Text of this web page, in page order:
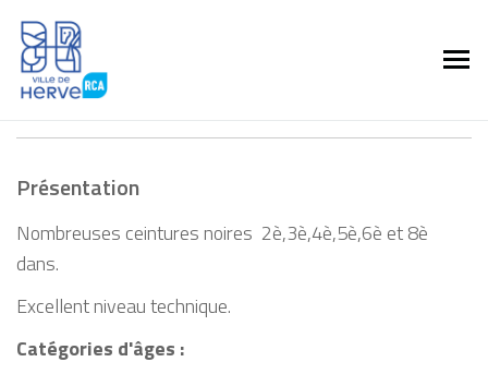
Présentation
Nombreuses ceintures noires 2è,3è,4è,5è,6è et 8è
dans.
Excellent niveau technique.
Catégories d'âges :